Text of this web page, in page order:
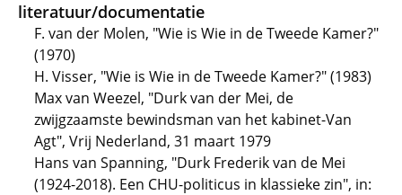
literatuur/documentatie
F. van der Molen, "Wie is Wie in de Tweede Kamer?"
(1970)
H. Visser, "Wie is Wie in de Tweede Kamer?" (1983)
Max van Weezel, "Durk van der Mei, de
zwijgzaamste bewindsman van het kabinet-Van
Agt", Vrij Nederland, 31 maart 1979
Hans van Spanning, "Durk Frederik van de Mei
(1924-2018). Een CHU-politicus in klassieke zin", in: